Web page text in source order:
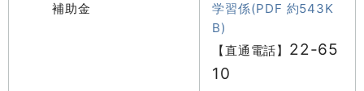
補助金
学習係(PDF 約543K
B)
【直通電話】 22-65
10